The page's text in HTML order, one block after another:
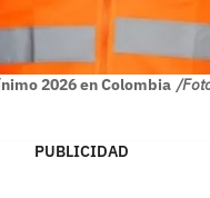
2026 en Colombia /
PUBLICIDAD